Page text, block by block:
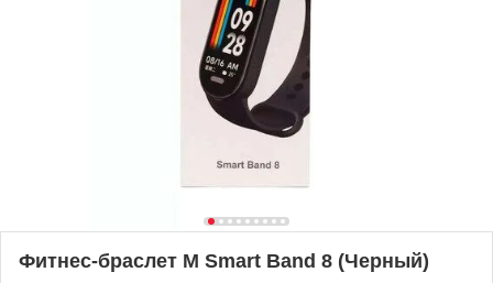
Фитнес-браслет M Smart Band 8 (Черный)